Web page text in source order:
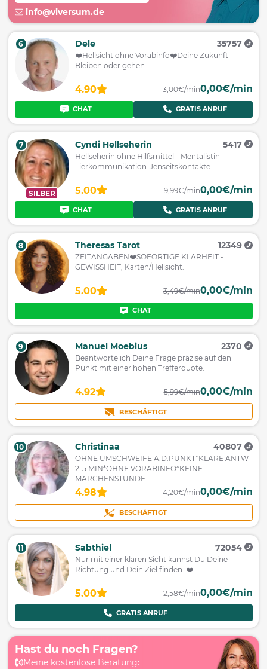
info@viversum.de
Hast du noch Fragen?
Meine kostenlose Beratung:
6 Dele 35757
❤️️Hellsicht ohne Vorabinfo❤️️Deine Zukunft -
Bleiben oder gehen
4.90 3,00€/min0,00€/min
CHAT GRATIS ANRUF
SILBER
7 Cyndi Hellseherin 5417
Hellseherin ohne Hilfsmittel - Mentalistin -
Tierkommunikation-Jenseitskontakte
5.00 9,99€/min0,00€/min
CHAT GRATIS ANRUF
8 Theresas Tarot 12349
ZEITANGABEN❤️SOFORTIGE KLARHEIT -
GEWISSHEIT, Karten/Hellsicht.
5.00 3,49€/min0,00€/min
CHAT
9 Manuel Moebius 2370
Beantworte ich Deine Frage präzise auf den
Punkt mit einer hohen Trefferquote.
4.92 5,99€/min0,00€/min
BESCHÄFTIGT
10 Christinaa 40807
OHNE UMSCHWEIFE A.D.PUNKT*KLARE ANTW
2-5 MIN*OHNE VORABINFO*KEINE
MÄRCHENSTUNDE
4.98 4,20€/min0,00€/min
BESCHÄFTIGT
11 Sabthiel 72054
Nur mit einer klaren Sicht kannst Du Deine
Richtung und Dein Ziel finden. ❤️
5.00 2,58€/min0,00€/min
GRATIS ANRUF